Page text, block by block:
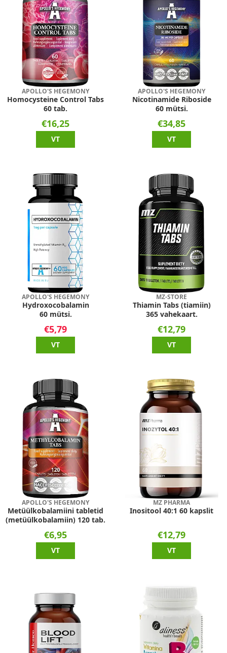
APOLLO'S HEGEMONY
Homocysteine Control Tabs
60 tab.
€16,25
VT
APOLLO'S HEGEMONY
Nicotinamide Riboside
60 mütsi.
€34,85
VT
APOLLO'S HEGEMONY
Hydroxocobalamin
60 mütsi.
€5,79
VT
MZ-STORE
Thiamin Tabs (tiamiin)
365 vahekaart.
€12,79
VT
APOLLO'S HEGEMONY
Metüülkobalamiini tabletid
(metüülkobalamiin) 120 tab.
€6,95
VT
MZ PHARMA
Inositool 40:1 60 kapslit
€12,79
VT